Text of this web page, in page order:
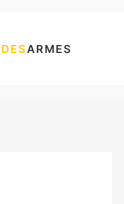
DESARMES